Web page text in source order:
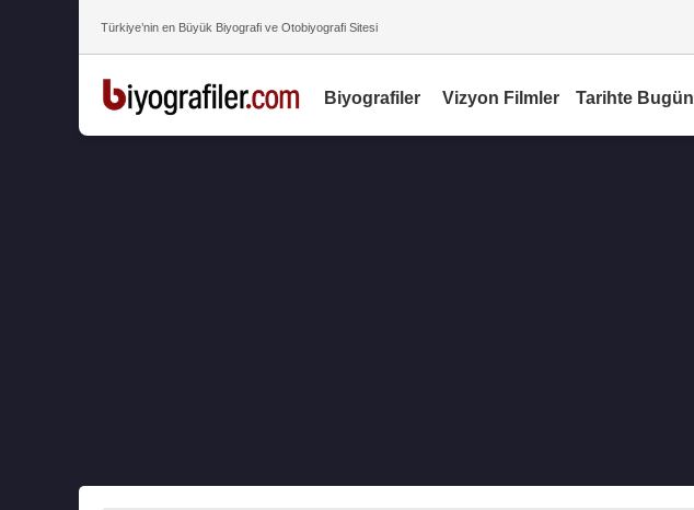
Türkiye’nin en Büyük Biyografi ve Otobiyografi Sitesi
Biyografiler Vizyon Filmler Tarihte Bugün